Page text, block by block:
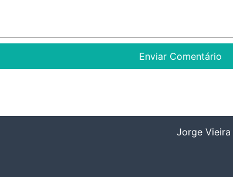
Jorge